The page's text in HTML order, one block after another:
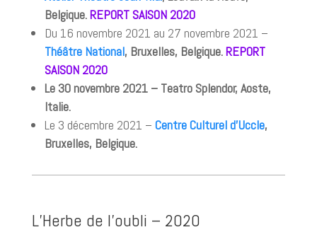
Belgique.REPORT SAISON 2020
Du 16 novembre 2021 au 27 novembre 2021 –
Théâtre National, Bruxelles, Belgique.REPORT
SAISON 2020
Le 30 novembre 2021 – Teatro Splendor, Aoste,
Italie.
Le 3 décembre 2021 – Centre Culturel d’Uccle,
Bruxelles, Belgique.
L’Herbe de l’oubli – 2020